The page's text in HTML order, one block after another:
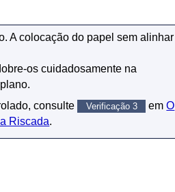
A colocação do papel sem alinhar
os cuidadosamente na
consulte
Verificação 3 emO
Riscada.